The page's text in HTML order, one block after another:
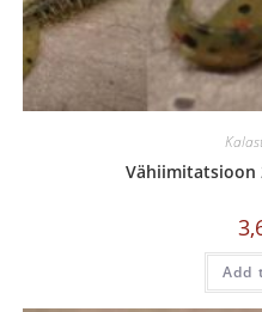
Vähiimitatsioon
Add